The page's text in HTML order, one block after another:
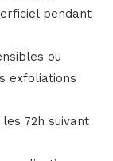
pendant
ou
exfoliations
72h suivant